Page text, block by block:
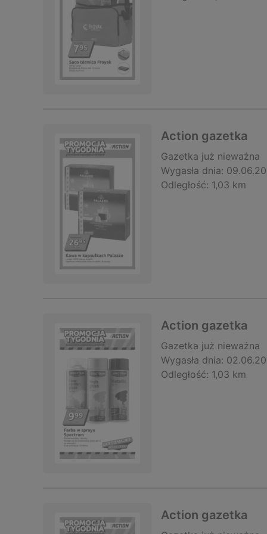
Action gazetka
Gazetka już nieważna
Wygasła dnia:
Odległość: 1,03 km
Action gazetka
Gazetka już nieważna
Wygasła dnia:
Odległość: 1,03 km
Action gazetka